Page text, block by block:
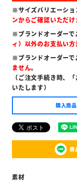
※サイズバリエーショ
ンからご確認いただけ
※ブランドオーダーで
ィ）以外のお支払い
※ブランドオーダーで
ません。
（ご注文手続き時、
いたします）
購入商
商